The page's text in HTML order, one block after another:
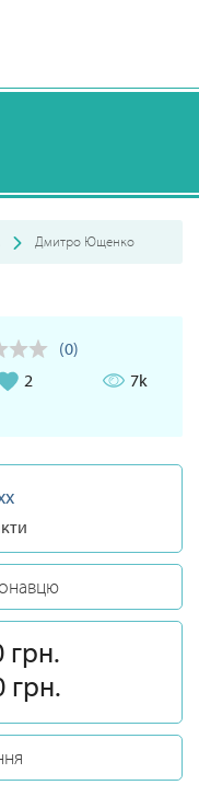
Дмитро Ющенко
(0)
2 7k
грн.
грн.